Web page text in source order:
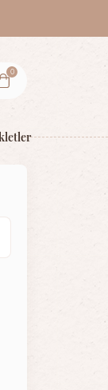
0